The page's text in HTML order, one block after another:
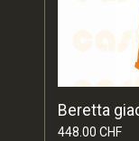
Beretta
448.00 CHF